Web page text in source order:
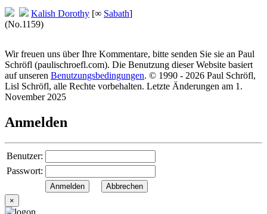
Kalish Dorothy [∞ Sabath]
(No.1159)
Wir freuen uns über Ihre Kommentare, bitte senden Sie sie an Paul
Schröfl (paulischroefl.com). Die Benutzung dieser Website basiert
auf unseren Benutzungsbedingungen. © 1990 - 2026 Paul Schröfl,
Lisl Schröfl, alle Rechte vorbehalten. Letzte Änderungen am 1.
November 2025
Anmelden
Benutzer:
Passwort:
×